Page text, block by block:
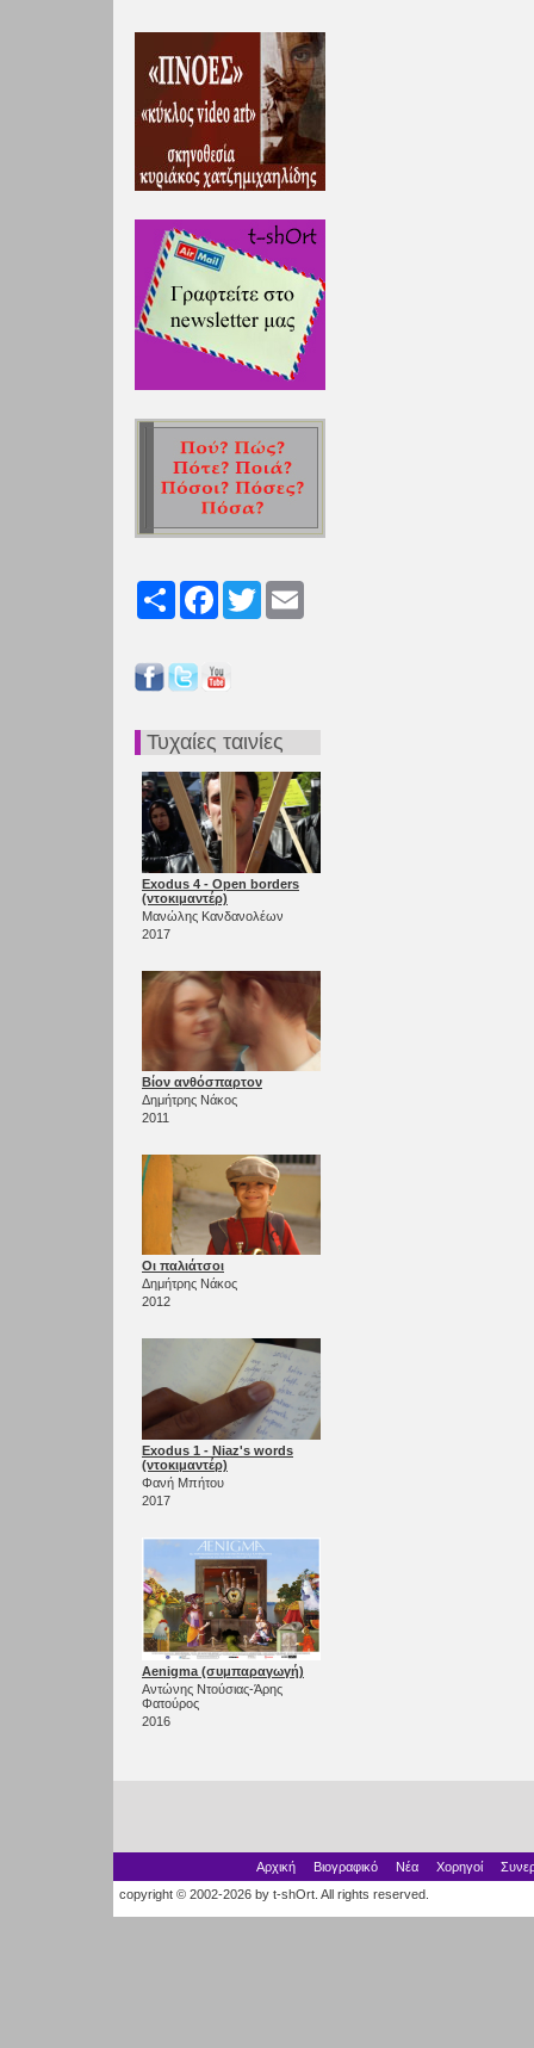
Share FacebookTwitter
Τυχαίες ταινίες
Exodus 4 - Open borders
(ντοκιμαντέρ)
Μανώλης Κανδανολέων
2017
Βίον ανθόσπαρτον
Δημήτρης Νάκος
2011
Οι παλιάτσοι
Δημήτρης Νάκος
2012
Exodus 1 - Niaz's words
(ντοκιμαντέρ)
Φανή Μπήτου
2017
Aenigma (συμπαραγωγή)
Αντώνης Ντούσιας-Άρης
Φατούρος
2016
Αρχική Βιογραφικό Νέα Χορηγοί
copyright © 2002-2026 by t-shOrt. All rights reserved.